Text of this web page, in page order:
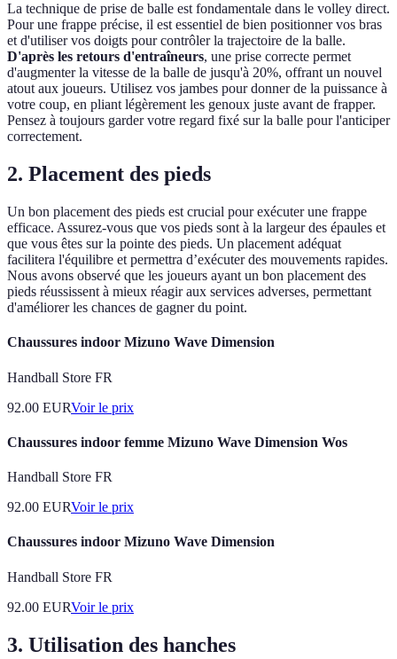
La technique de prise de balle est fondamentale dans le volley direct.
Pour une frappe précise, il est essentiel de bien positionner vos bras
et d'utiliser vos doigts pour contrôler la trajectoire de la balle.
D'après les retours d'entraîneurs, une prise correcte permet
d'augmenter la vitesse de la balle de jusqu'à 20%, offrant un nouvel
atout aux joueurs. Utilisez vos jambes pour donner de la puissance à
votre coup, en pliant légèrement les genoux juste avant de frapper.
Pensez à toujours garder votre regard fixé sur la balle pour l'anticiper
correctement.
2. Placement des pieds
Un bon placement des pieds est crucial pour exécuter une frappe
efficace. Assurez-vous que vos pieds sont à la largeur des épaules et
que vous êtes sur la pointe des pieds. Un placement adéquat
facilitera l'équilibre et permettra d’exécuter des mouvements rapides.
Nous avons observé que les joueurs ayant un bon placement des
pieds réussissent à mieux réagir aux services adverses, permettant
d'améliorer les chances de gagner du point.
Chaussures indoor Mizuno Wave Dimension
Handball Store FR
92.00 EURVoir le prix
Chaussures indoor femme Mizuno Wave Dimension Wos
Handball Store FR
92.00 EURVoir le prix
Chaussures indoor Mizuno Wave Dimension
Handball Store FR
92.00 EURVoir le prix
3. Utilisation des hanches